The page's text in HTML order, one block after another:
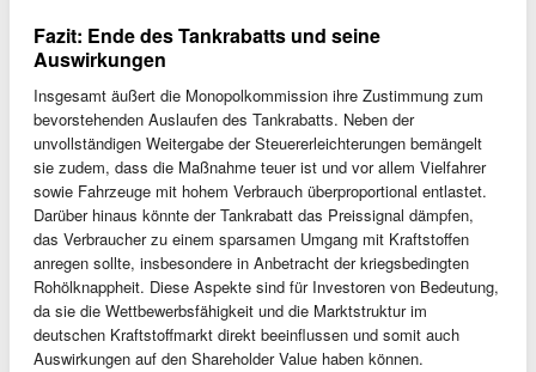
Fazit: Ende des Tankrabatts und seine
Auswirkungen
Insgesamt äußert die Monopolkommission ihre Zustimmung zum
bevorstehenden Auslaufen des Tankrabatts. Neben der
unvollständigen Weitergabe der Steuererleichterungen bemängelt
sie zudem, dass die Maßnahme teuer ist und vor allem Vielfahrer
sowie Fahrzeuge mit hohem Verbrauch überproportional entlastet.
Darüber hinaus könnte der Tankrabatt das Preissignal dämpfen,
das Verbraucher zu einem sparsamen Umgang mit Kraftstoffen
anregen sollte, insbesondere in Anbetracht der kriegsbedingten
Rohölknappheit. Diese Aspekte sind für Investoren von Bedeutung,
da sie die Wettbewerbsfähigkeit und die Marktstruktur im
deutschen Kraftstoffmarkt direkt beeinflussen und somit auch
Auswirkungen auf den Shareholder Value haben können.